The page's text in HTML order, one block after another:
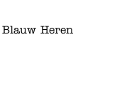
Heren